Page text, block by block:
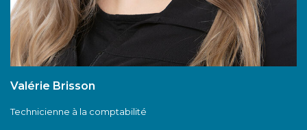
Valérie Brisson
Technicienne à la comptabilité